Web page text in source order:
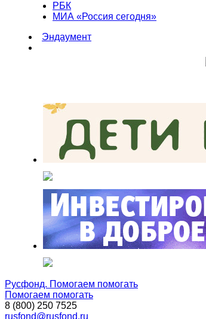
РБК
МИА «Россия сегодня»
Эндаумент
Русфонд. Помогаем помогать
Помогаем помогать
8 (800) 250 7525
rusfond@rusfond.ru